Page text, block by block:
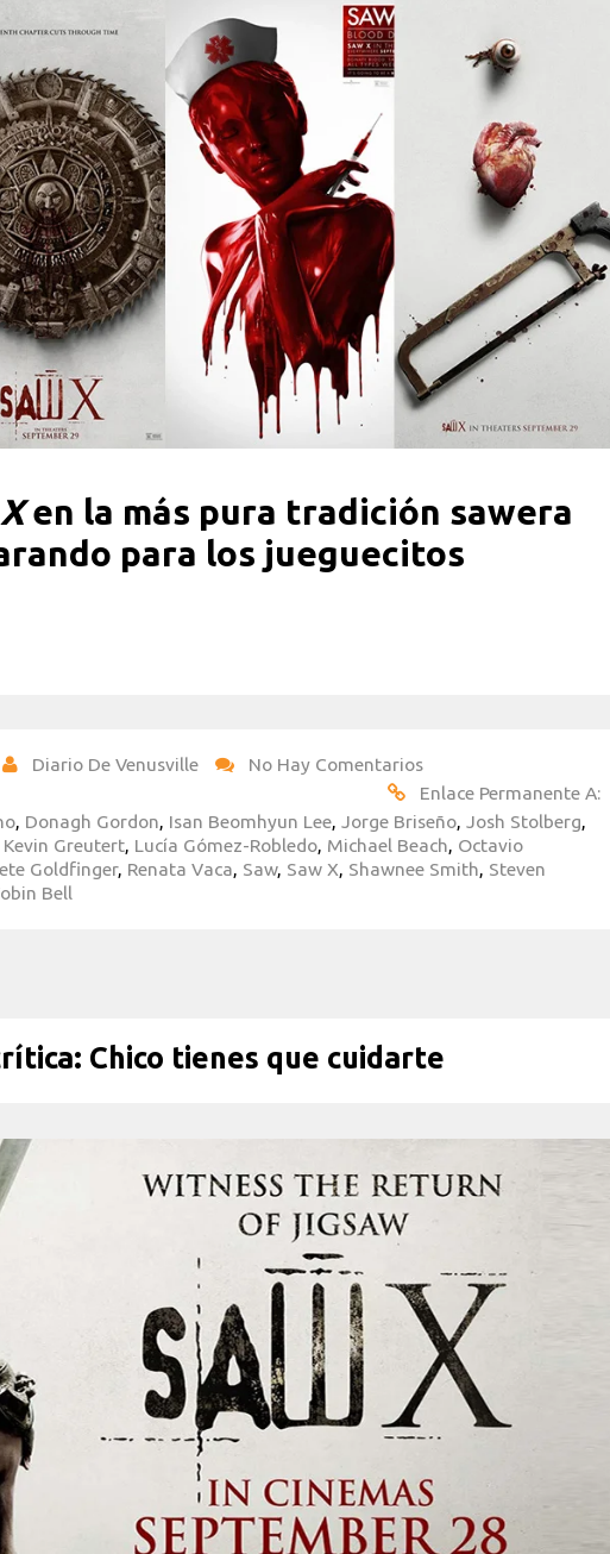
en la más pura tradición sawera
para los jueguecitos
Diario De Venusville
No Hay Comentarios
Enlace Permanente A:
Donagh Gordon Isan Beomhyun Lee Jorge Briseño Josh Stolberg
Kevin Greutert Lucía Gómez-Robledo Michael Beach Octavio
Goldfinger, Renata Vaca Saw, Saw X Shawnee Smith Steven
Bell
Chico tienes que cuidarte